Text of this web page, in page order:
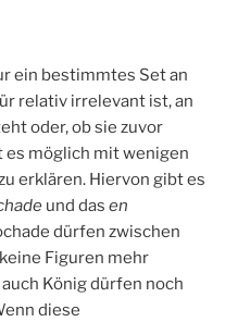
ein bestimmtes Set an
relativ irrelevant ist, an
oder, ob sie zuvor
möglich mit wenigen
erklären. Hiervon gibt es
und das en
dürfen zwischen
Figuren mehr
König dürfen noch
diese